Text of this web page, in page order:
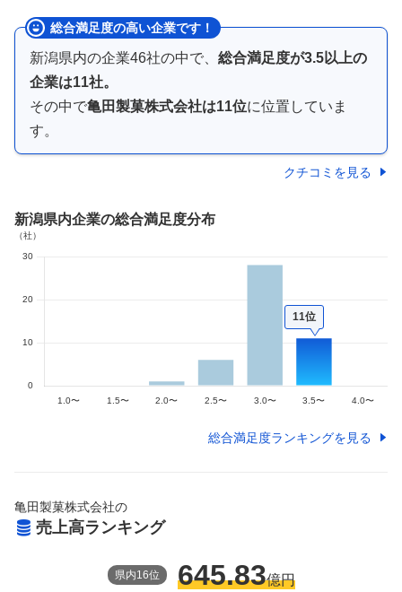
総合満足度の高い企業です！
新潟県内の企業46社の中で、 総合満足度が3.5以上の
企業は11社。
その中で亀田製菓株式会社は11位に位置していま
す。
クチコミを見る
新潟県内企業の総合満足度分布
11位
総合満足度ランキングを見る
亀田製菓株式会社の
売上高ランキング
県内16位 645.83億円